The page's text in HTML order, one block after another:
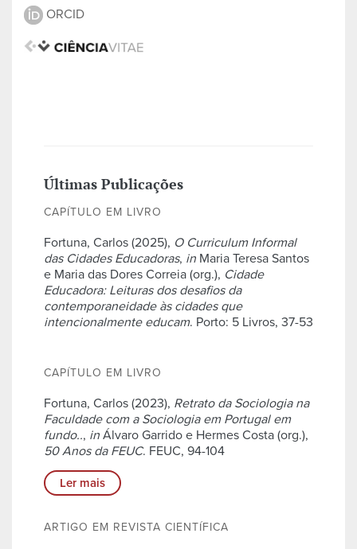
ORCID
Últimas Publicações
CAPÍTULO EM LIVRO
Fortuna, Carlos (2025), O Curriculum Informal
das Cidades Educadoras, in Maria Teresa Santos
e Maria das Dores Correia (org.), Cidade
Educadora: Leituras dos desafios da
contemporaneidade às cidades que
intencionalmente educam. Porto: 5 Livros, 37-53
CAPÍTULO EM LIVRO
Fortuna, Carlos (2023), Retrato da Sociologia na
Faculdade com a Sociologia em Portugal em
fundo.., in Álvaro Garrido e Hermes Costa (org.),
50 Anos da FEUC. FEUC, 94-104
Ler mais
ARTIGO EM REVISTA CIENTÍFICA